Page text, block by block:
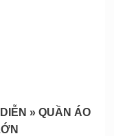
» QUẦN ÁO